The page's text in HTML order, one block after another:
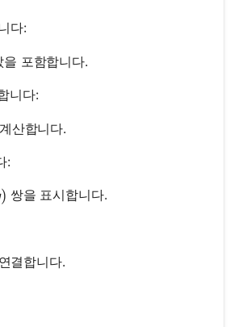
다:
포함합니다.
니다:
산합니다.
:
) 쌍을 표시합니다.
결합니다.